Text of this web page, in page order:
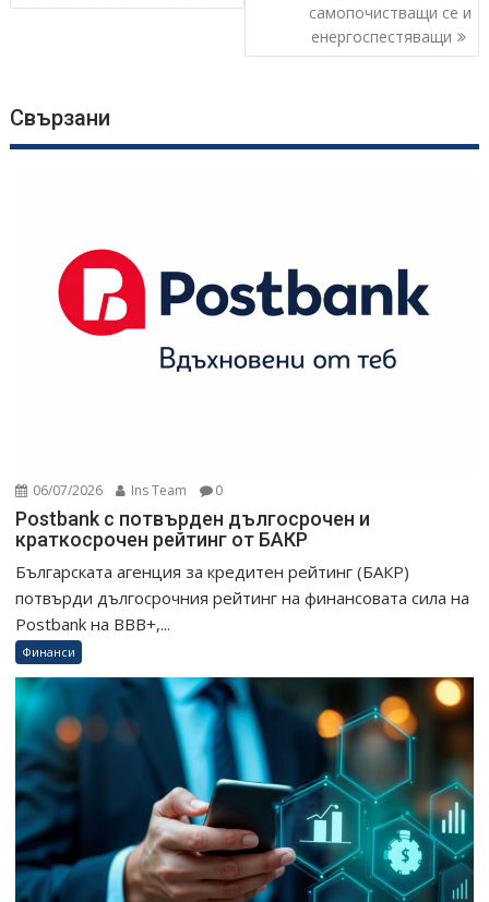
самопочистващи се и
енергоспестяващи
Свързани
06/07/2026 Ins Team 0
Postbank с потвърден дългосрочен и
краткосрочен рейтинг от БАКР
Българската агенция за кредитен рейтинг (БАКР)
потвърди дългосрочния рейтинг на финансовата сила на
Postbank на BBB+,...
Финанси